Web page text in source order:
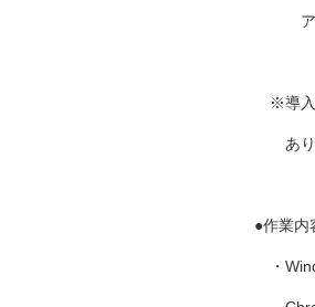
アク
※導入
あり
●作業内
・